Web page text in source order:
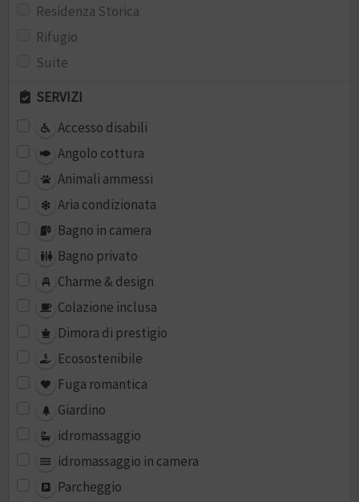
Residenza Storica
Rifugio
Suite
SERVIZI
Accesso disabili
Angolo cottura
Animali ammessi
Aria condizionata
Bagno in camera
Bagno privato
Charme & design
Colazione inclusa
Dimora di prestigio
Ecosostenibile
Fuga romantica
Giardino
idromassaggio
idromassaggio in camera
Parcheggio